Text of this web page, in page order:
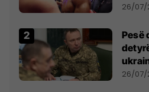
26/07/
Pesë
26/07/